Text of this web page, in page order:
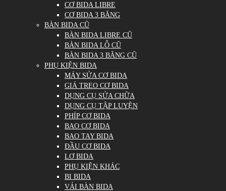
CƠ BIDA LIBRE
CƠ BIDA 3 BĂNG
BÀN BIDA CŨ
BÀN BIDA LIBRE CŨ
BÀN BIDA LỖ CŨ
BÀN BIDA 3 BĂNG CŨ
PHỤ KIỆN BIDA
MÁY SỬA CƠ BIDA
GIÁ TREO CƠ BIDA
DỤNG CỤ SỬA CHỮA
DỤNG CỤ TẬP LUYỆN
PHÍP CƠ BIDA
BAO CƠ BIDA
BAO TAY BIDA
ĐẦU CƠ BIDA
LƠ BIDA
PHỤ KIỆN KHÁC
BI BIDA
VẢI BÀN BIDA